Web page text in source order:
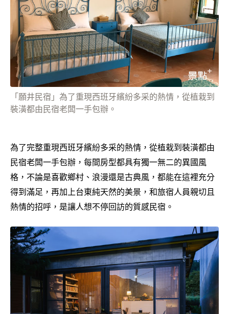
「願井民宿」為了重現西班牙繽紛多采的熱情，從植栽到
裝潢都由民宿老闆一手包辦。
為了完整重現西班牙繽紛多采的熱情，從植栽到裝潢都由
民宿老闆一手包辦，每間房型都具有獨一無二的異國風
格，不論是喜歡鄉村、浪漫還是古典風，都能在這裡充分
得到滿足，再加上台東純天然的美景，和旅宿人員親切且
熱情的招呼，是讓人想不停回訪的質感民宿。